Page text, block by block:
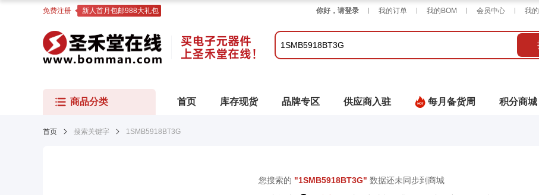
免费注册 新人首月包邮988大礼包 你好，请登录 我的订单 我的BOM 会员中心 我
商品分类 首页 库存现货 品牌专区 供应商入驻 每月备货周 积分商城
首页 搜索关键字 1SMB5918BT3G
您搜索的 "1SMB5918BT3G" 数据还未同步到商城